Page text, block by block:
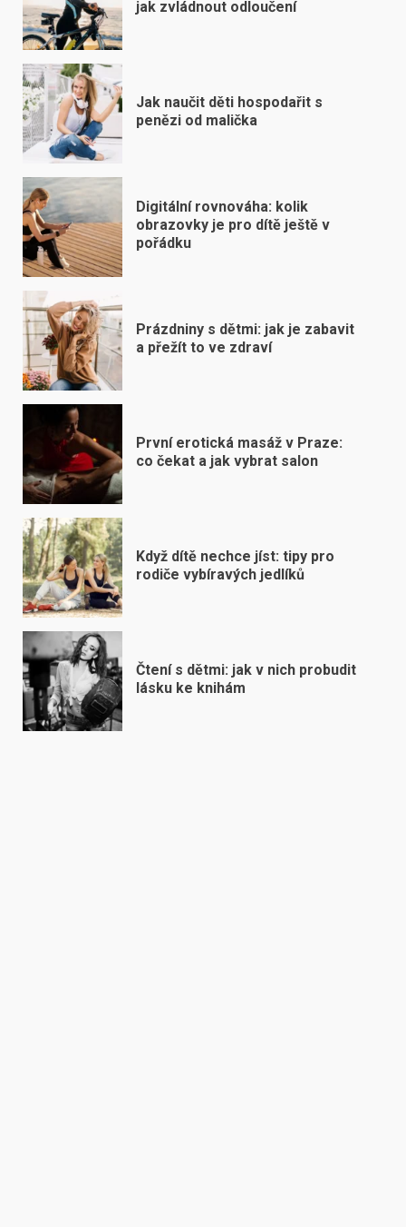
jak zvládnout odloučení
Jak naučit děti hospodařit s
penězi od malička
Digitální rovnováha: kolik
obrazovky je pro dítě ještě v
pořádku
Prázdniny s dětmi: jak je zabavit
a přežít to ve zdraví
První erotická masáž v Praze:
co čekat a jak vybrat salon
Když dítě nechce jíst: tipy pro
rodiče vybíravých jedlíků
Čtení s dětmi: jak v nich probudit
lásku ke knihám